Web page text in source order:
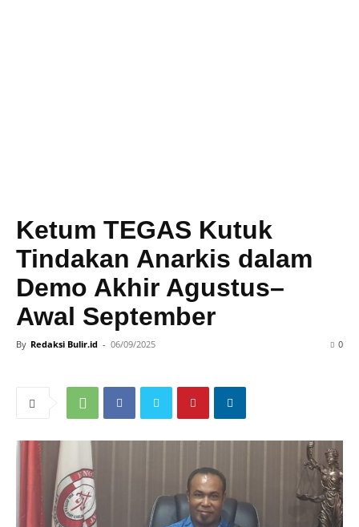
Ketum TEGAS Kutuk
Tindakan Anarkis dalam
Demo Akhir Agustus–
Awal September
By Redaksi Bulir.id - 06/09/2025 0